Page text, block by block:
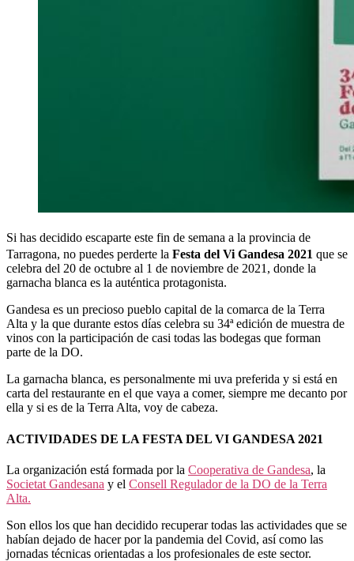
Si has decidido escaparte este fin de semana a la provincia de
Tarragona, no puedes perderte la Festa del Vi Gandesa 2021 que se
celebra del 20 de octubre al 1 de noviembre de 2021, donde la
garnacha blanca es la auténtica protagonista.
Gandesa es un precioso pueblo capital de la comarca de la Terra
Alta y la que durante estos días celebra su 34ª edición de muestra de
vinos con la participación de casi todas las bodegas que forman
parte de la DO.
La garnacha blanca, es personalmente mi uva preferida y si está en
carta del restaurante en el que vaya a comer, siempre me decanto por
ella y si es de la Terra Alta, voy de cabeza.
ACTIVIDADES DE LA FESTA DEL VI GANDESA 2021
La organización está formada por la Cooperativa de Gandesa, la
Societat Gandesana y el Consell Regulador de la DO de la Terra
Alta.
Son ellos los que han decidido recuperar todas las actividades que se
habían dejado de hacer por la pandemia del Covid, así como las
jornadas técnicas orientadas a los profesionales de este sector.